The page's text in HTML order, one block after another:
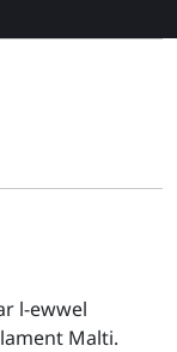
l-ewwel
Malti.